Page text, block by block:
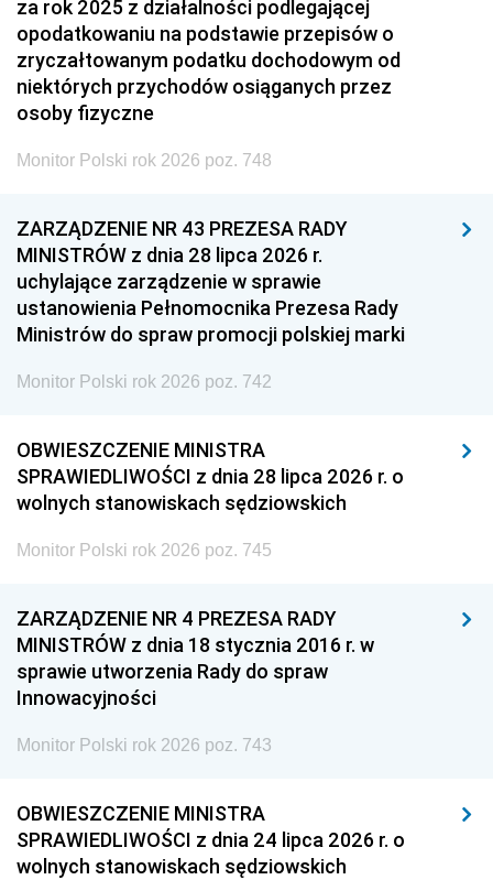
za rok 2025 z działalności podlegającej
opodatkowaniu na podstawie przepisów o
zryczałtowanym podatku dochodowym od
niektórych przychodów osiąganych przez
osoby fizyczne
Monitor Polski rok 2026 poz. 748
ZARZĄDZENIE NR 43 PREZESA RADY
MINISTRÓW z dnia 28 lipca 2026 r.
uchylające zarządzenie w sprawie
ustanowienia Pełnomocnika Prezesa Rady
Ministrów do spraw promocji polskiej marki
Monitor Polski rok 2026 poz. 742
OBWIESZCZENIE MINISTRA
SPRAWIEDLIWOŚCI z dnia 28 lipca 2026 r. o
wolnych stanowiskach sędziowskich
Monitor Polski rok 2026 poz. 745
ZARZĄDZENIE NR 4 PREZESA RADY
MINISTRÓW z dnia 18 stycznia 2016 r. w
sprawie utworzenia Rady do spraw
Innowacyjności
Monitor Polski rok 2026 poz. 743
OBWIESZCZENIE MINISTRA
SPRAWIEDLIWOŚCI z dnia 24 lipca 2026 r. o
wolnych stanowiskach sędziowskich